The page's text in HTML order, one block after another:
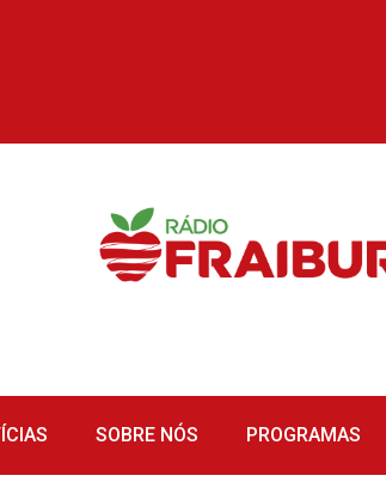
SOBRE NÓS PROGRAMAS